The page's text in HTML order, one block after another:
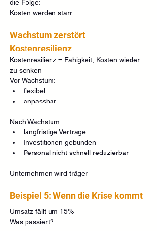
die Folge:
Kosten werden starr
Wachstum zerstört
Kostenresilienz
Kostenresilienz = Fähigkeit, Kosten wieder
zu senken
Vor Wachstum:
flexibel
anpassbar
Nach Wachstum:
langfristige Verträge
Investitionen gebunden
Personal nicht schnell reduzierbar
Unternehmen wird träger
Beispiel 5: Wenn die Krise kommt
Umsatz fällt um 15%
Was passiert?